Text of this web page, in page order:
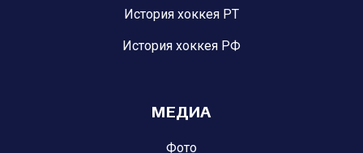
История хоккея РТ
История хоккея РФ
МЕДИА
Фото